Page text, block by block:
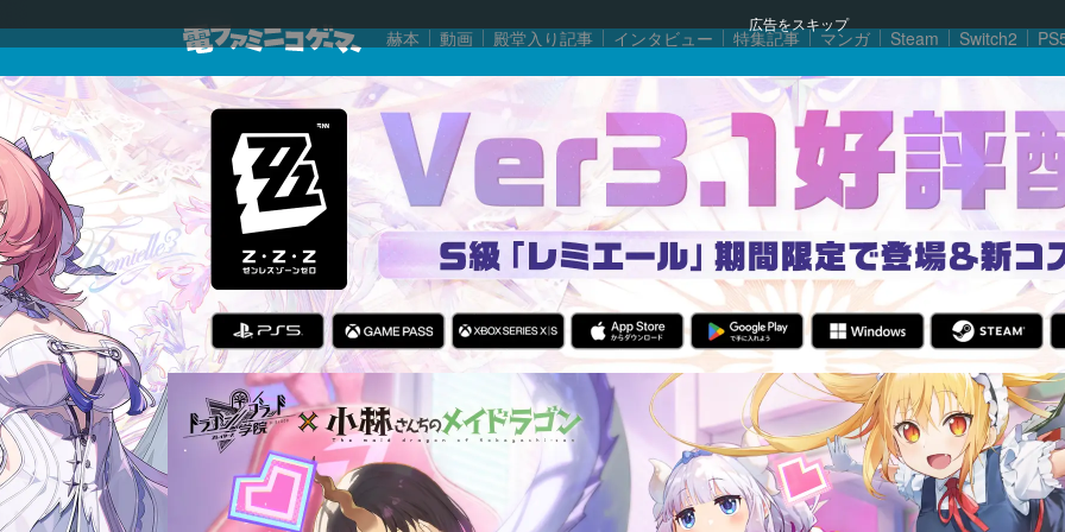
広告をスキップ
赫本 動画 殿堂入り記事 インタビュー 特集記事 マンガ Steam Switch2